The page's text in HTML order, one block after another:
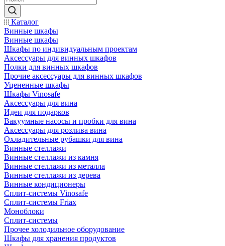
Каталог
Винные шкафы
Винные шкафы
Шкафы по индивидуальным проектам
Аксессуары для винных шкафов
Полки для винных шкафов
Прочие аксессуары для винных шкафов
Уцененные шкафы
Шкафы Vinosafe
Аксессуары для вина
Идеи для подарков
Вакуумные насосы и пробки для вина
Аксессуары для розлива вина
Охладительные рубашки для вина
Винные стеллажи
Винные стеллажи из камня
Винные стеллажи из металла
Винные стеллажи из дерева
Винные кондиционеры
Сплит-системы Vinosafe
Сплит-системы Friax
Моноблоки
Сплит-системы
Прочее холодильное оборудование
Шкафы для хранения продуктов